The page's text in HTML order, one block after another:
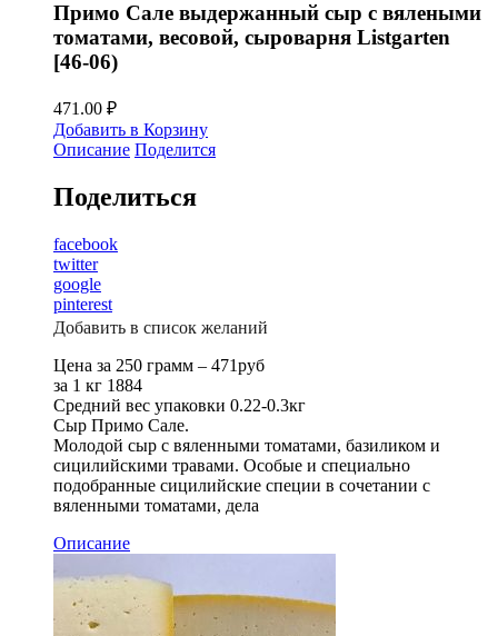
Примо Сале выдержанный сыр с вялеными
томатами, весовой, сыроварня Listgarten
[46-06)
471.00 ₽
Добавить в Корзину
Описание Поделится
Поделиться
facebook
twitter
google
pinterest
Добавить в список желаний
Цена за 250 грамм – 471руб
за 1 кг 1884
Средний вес упаковки 0.22-0.3кг
Сыр Примо Сале.
Молодой сыр с вяленными томатами, базиликом и
сицилийскими травами. Особые и специально
подобранные сицилийские специи в сочетании с
вяленными томатами, дела
Описание